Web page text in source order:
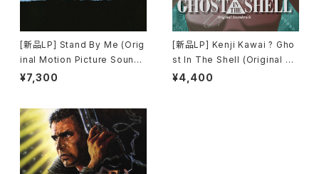
[新品LP] Stand By Me (Orig
inal Motion Picture Soundt
rack) / スタンド・バイ・ミー
¥7,300
[新品LP] Kenji Kawai ? Gho
st In The Shell (Original So
undtrack) / GHOST IN THE
¥4,400